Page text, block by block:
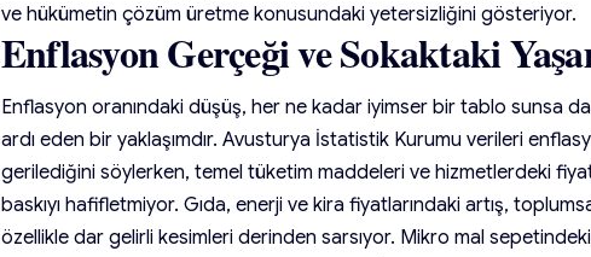
ve hükümetin çözüm üretme konusundaki yetersizliğini gösteriyor.
Enflasyon Gerçeği ve Sokaktaki
Enflasyon oranındaki düşüş, her ne kadar iyimser bir tablo sunsa da,
ardı eden bir yaklaşımdır. Avusturya İstatistik Kurumu verileri
gerilediğini söylerken, temel tüketim maddeleri ve hizmetlerdeki fiyat
baskıyı hafifletmiyor. Gıda, enerji ve kira fiyatlarındaki artış,
özellikle dar gelirli kesimleri derinden sarsıyor. Mikro mal sepetindeki